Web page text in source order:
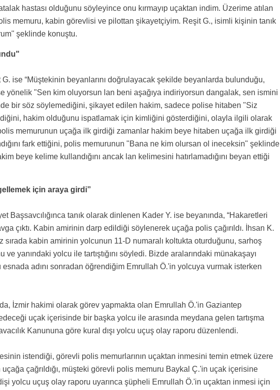
hastası olduğunu söyleyince onu kırmayıp uçaktan indim. Üzerime atılan
memuru, kabin görevlisi ve pilottan şikayetçiyim. Reşit G., isimli kişinin tanık
şeklinde konuştu.
G. ise “Müştekinin beyanlarını doğrulayacak şekilde beyanlarda bulunduğu,
yönelik "Sen kim oluyorsun lan beni aşağıya indiriyorsun dangalak, sen ismini
bir söz söylemediğini, şikayet edilen hakim, sadece polise hitaben "Siz
hakim olduğunu ispatlamak için kimliğini gösterdiğini, olayla ilgili olarak
memurunun uçağa ilk girdiği zamanlar hakim beye hitaben uçağa ilk girdiği
fark ettiğini, polis memurunun "Bana ne kim olursan ol ineceksin" şeklinde
beye kelime kullandığını ancak lan kelimesini hatırlamadığını beyan ettiği
için araya girdi”
Başsavcılığınca tanık olarak dinlenen Kader Y. ise beyanında, “Hakaretleri
çıktı. Kabin amirinin darp edildiği söylenerek uçağa polis çağırıldı. İhsan K.
kabin amirinin yolcunun 11-D numaralı koltukta oturduğunu, sarhoş
yanındaki yolcu ile tartıştığını söyledi. Bizde aralarındaki münakaşayı
adını sonradan öğrendiğim Emrullah Ö.'in yolcuya vurmak isterken
İzmir hakimi olarak görev yapmakta olan Emrullah Ö.'in Gaziantep
uçak içerisinde bir başka yolcu ile arasında meydana gelen tartışma
Kanununa göre kural dışı yolcu uçuş olay raporu düzenlendi.
istendiği, görevli polis memurlarının uçaktan inmesini temin etmek üzere
çağrıldığı, müşteki görevli polis memuru Baykal Ç.'in uçak içerisine
yolcu uçuş olay raporu uyarınca şüpheli Emrullah Ö.'in uçaktan inmesi için